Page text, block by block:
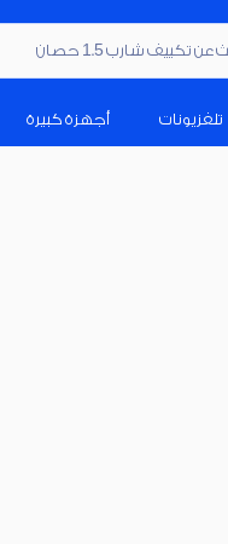
عن تكييف شارب 1.5 حصان
تلفزيونات أجهزة كبيرة